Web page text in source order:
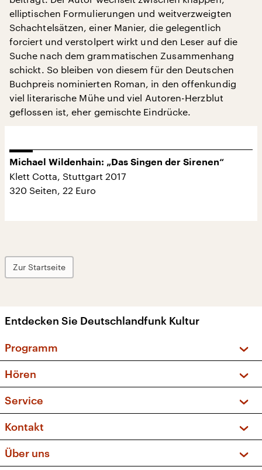
elliptischen Formulierungen und weitverzweigten
Schachtelsätzen, einer Manier, die gelegentlich
forciert und verstolpert wirkt und den Leser auf die
Suche nach dem grammatischen Zusammenhang
schickt. So bleiben von diesem für den Deutschen
Buchpreis nominierten Roman, in den offenkundig
viel literarische Mühe und viel Autoren-Herzblut
geflossen ist, eher gemischte Eindrücke.
Michael Wildenhain: „Das Singen der Sirenen“
Klett Cotta, Stuttgart 2017
320 Seiten, 22 Euro
Zur Startseite
Entdecken Sie Deutschlandfunk Kultur
Programm
Sendungen und Podcasts
Musikliste
Kakadu – Das Kinderprogramm
Hören
Frequenzen (UKW + DAB+)
Service
FAQ
Apps
Newsletter
Kontakt
Social Media
Über uns